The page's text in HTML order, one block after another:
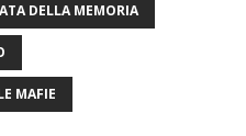
DELLA MEMORIA
MAFIE